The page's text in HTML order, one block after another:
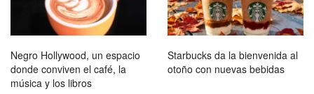
Negro Hollywood, un espacio
donde conviven el café, la
música y los libros
Starbucks da la bienvenida al
otoño con nuevas bebidas